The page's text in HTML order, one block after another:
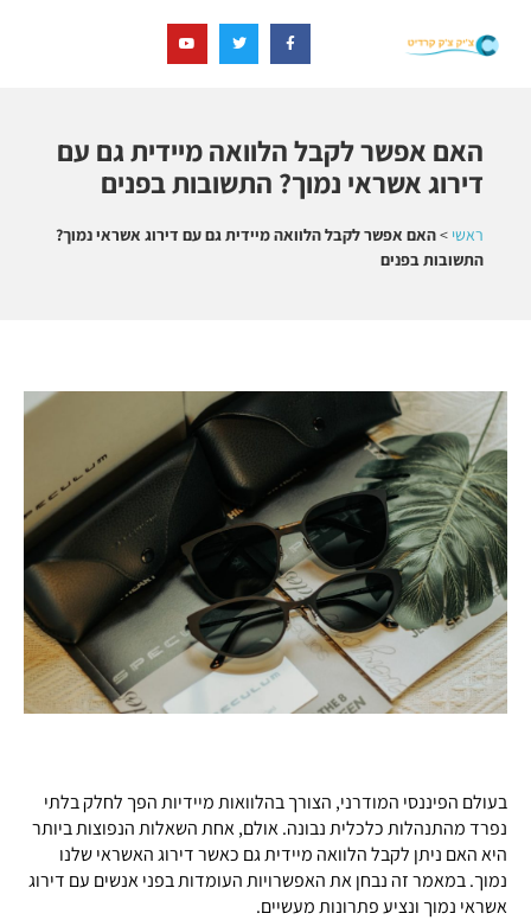
האם אפשר לקבל הלוואה מיידית גם עם
דירוג אשראי נמוך? התשובות בפנים
ראשי >האם אפשר לקבל הלוואה מיידית גם עם דירוג אשראי נמוך?
התשובות בפנים
בעולם הפיננסי המודרני, הצורך בהלוואות מיידיות הפך לחלק בלתי
נפרד מהתנהלות כלכלית נבונה. אולם, אחת השאלות הנפוצות ביותר
היא האם ניתן לקבל הלוואה מיידית גם כאשר דירוג האשראי שלנו
נמוך. במאמר זה נבחן את האפשרויות העומדות בפני אנשים עם דירוג
אשראי נמוך ונציע פתרונות מעשיים.